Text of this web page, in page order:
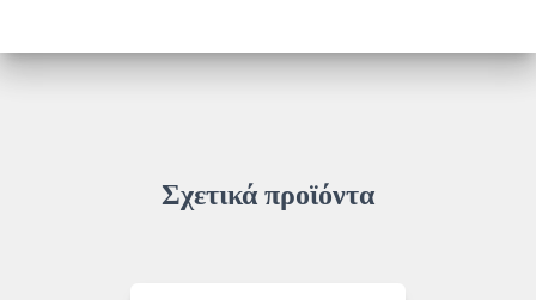
Σχετικά προϊόντα